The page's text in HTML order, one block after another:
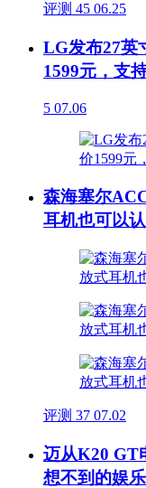
评测 45 06.25
LG发布27英
1599元，支
5 07.06
森海塞尔
耳机也可以
评测 37 07.02
迈从K20 GT
想不到的娱